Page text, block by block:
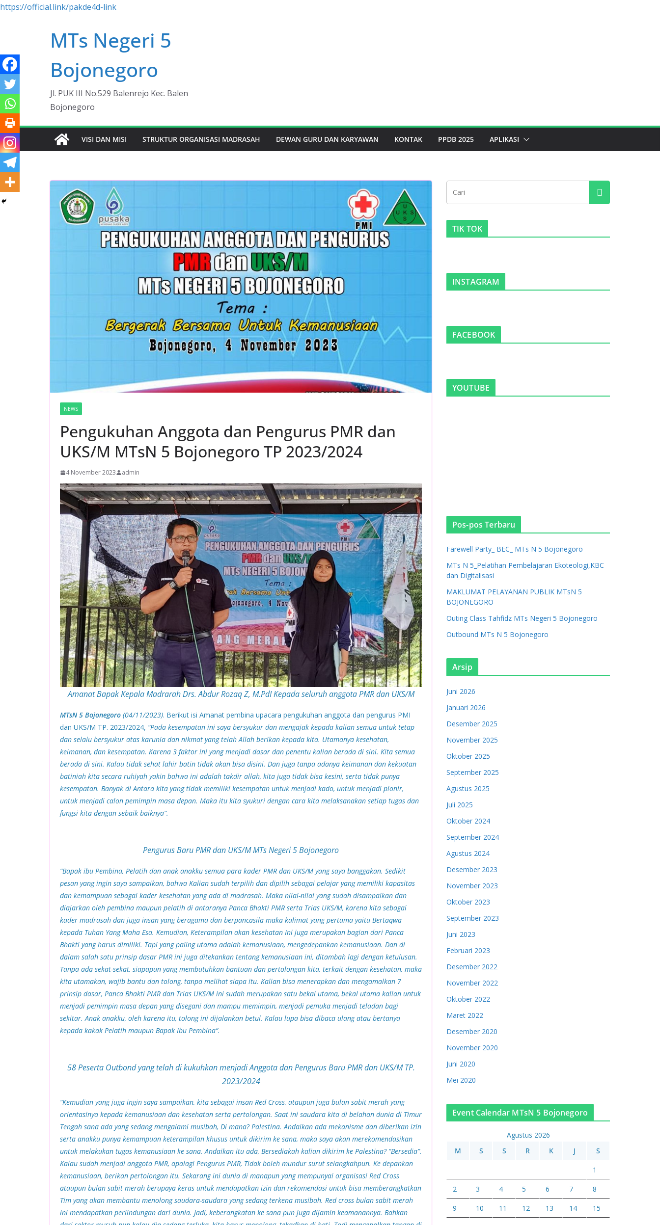
https://official.link/pakde4d-link
MTs Negeri 5
Bojonegoro
Jl. PUK III No.529 Balenrejo Kec. Balen
Bojonegoro
VISI DAN MISI STRUKTUR ORGANISASI MADRASAH DEWAN GURU DAN KARYAWAN KONTAK PPDB 2025 APLIKASI
NEWS
Pengukuhan Anggota dan Pengurus PMR dan
UKS/M MTsN 5 Bojonegoro TP 2023/2024
4 November 2023 admin
Amanat Bapak Kepala Madrarah Drs. Abdur Rozaq Z, M.PdI Kepada seluruh anggota PMR dan UKS/M
MTsN 5 Bojonegoro (04/11/2023). Berikut isi Amanat pembina upacara pengukuhan anggota dan pengurus PMI
dan UKS/M TP. 2023/2024, “Pada kesempatan ini saya bersyukur dan mengajak kepada kalian semua untuk tetap
dan selalu bersyukur atas karunia dan nikmat yang telah Allah berikan kepada kita. Utamanya kesehatan,
keimanan, dan kesempatan. Karena 3 faktor ini yang menjadi dasar dan penentu kalian berada di sini. Kita semua
berada di sini. Kalau tidak sehat lahir batin tidak akan bisa disini. Dan juga tanpa adanya keimanan dan kekuatan
batiniah kita secara ruhiyah yakin bahwa ini adalah takdir allah, kita juga tidak bisa kesini, serta tidak punya
kesempatan. Banyak di Antara kita yang tidak memiliki kesempatan untuk menjadi kado, untuk menjadi pionir,
untuk menjadi calon pemimpin masa depan. Maka itu kita syukuri dengan cara kita melaksanakan setiap tugas dan
fungsi kita dengan sebaik baiknya”.
Pengurus Baru PMR dan UKS/M MTs Negeri 5 Bojonegoro
“Bapak ibu Pembina, Pelatih dan anak anakku semua para kader PMR dan UKS/M yang saya banggakan. Sedikit
pesan yang ingin saya sampaikan, bahwa Kalian sudah terpilih dan dipilih sebagai pelajar yang memiliki kapasitas
dan kemampuan sebagai kader kesehatan yang ada di madrasah. Maka nilai-nilai yang sudah disampaikan dan
diajarkan oleh pembina maupun pelatih di antaranya Panca Bhakti PMR serta Trias UKS/M, karena kita sebagai
kader madrasah dan juga insan yang beragama dan berpancasila maka kalimat yang pertama yaitu Bertaqwa
kepada Tuhan Yang Maha Esa. Kemudian, Keterampilan akan kesehatan Ini juga merupakan bagian dari Panca
Bhakti yang harus dimiliki. Tapi yang paling utama adalah kemanusiaan, mengedepankan kemanusiaan. Dan di
dalam salah satu prinsip dasar PMR ini juga ditekankan tentang kemanusiaan ini, ditambah lagi dengan ketulusan.
Tanpa ada sekat-sekat, siapapun yang membutuhkan bantuan dan pertolongan kita, terkait dengan kesehatan, maka
kita utamakan, wajib bantu dan tolong, tanpa melihat siapa itu. Kalian bisa menerapkan dan mengamalkan 7
prinsip dasar, Panca Bhakti PMR dan Trias UKS/M ini sudah merupakan satu bekal utama, bekal utama kalian untuk
menjadi pemimpin masa depan yang disegani dan mampu memimpin, menjadi pemuka menjadi teladan bagi
sekitar. Anak anakku, oleh karena itu, tolong ini dijalankan betul. Kalau lupa bisa dibaca ulang atau bertanya
kepada kakak Pelatih maupun Bapak Ibu Pembina“.
58 Peserta Outbond yang telah di kukuhkan menjadi Anggota dan Pengurus Baru PMR dan UKS/M TP.
2023/2024
“Kemudian yang juga ingin saya sampaikan, kita sebagai insan Red Cross, ataupun juga bulan sabit merah yang
orientasinya kepada kemanusiaan dan kesehatan serta pertolongan. Saat ini saudara kita di belahan dunia di Timur
Tengah sana ada yang sedang mengalami musibah, Di mana? Palestina. Andaikan ada mekanisme dan diberikan izin
serta anakku punya kemampuan keterampilan khusus untuk dikirim ke sana, maka saya akan merekomendasikan
untuk melakukan tugas kemanusiaan ke sana. Andaikan itu ada, Bersediakah kalian dikirim ke Palestina? “Bersedia”.
Kalau sudah menjadi anggota PMR, apalagi Pengurus PMR, Tidak boleh mundur surut selangkahpun. Ke depankan
kemanusiaan, berikan pertolongan itu. Sekarang ini dunia di manapun yang mempunyai organisasi Red Cross
ataupun bulan sabit merah berupaya keras untuk mendapatkan izin dan rekomendasi untuk bisa memberangkatkan
Tim yang akan membantu menolong saudara-saudara yang sedang terkena musibah. Red cross bulan sabit merah
ini mendapatkan perlindungan dari dunia. Jadi, keberangkatan ke sana pun juga dijamin keamanannya. Bahkan
TIK TOK
INSTAGRAM
FACEBOOK
YOUTUBE
Pos-pos Terbaru
Farewell Party_ BEC_ MTs N 5 Bojonegoro
MTs N 5_Pelatihan Pembelajaran Ekoteologi,KBC
dan Digitalisasi
MAKLUMAT PELAYANAN PUBLIK MTsN 5
BOJONEGORO
Outing Class Tahfidz MTs Negeri 5 Bojonegoro
Outbound MTs N 5 Bojonegoro
Arsip
Juni 2026
Januari 2026
Desember 2025
November 2025
Oktober 2025
September 2025
Agustus 2025
Juli 2025
Oktober 2024
September 2024
Agustus 2024
Desember 2023
November 2023
Oktober 2023
September 2023
Juni 2023
Februari 2023
Desember 2022
November 2022
Oktober 2022
Maret 2022
Desember 2020
November 2020
Juni 2020
Mei 2020
Event Calendar MTsN 5 Bojonegoro
Agustus 2026
M
S S R K J S
1
2 3 4 5 6 7 8
9 10 11 12 13 14 15